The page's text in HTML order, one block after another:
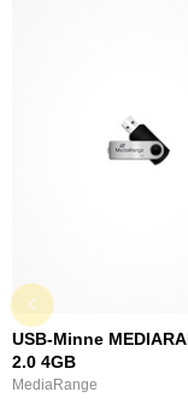
USB-Minne
2.0 4GB
MediaRange